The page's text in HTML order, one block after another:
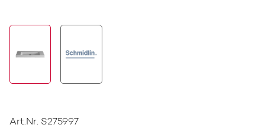
Art.Nr. S275997